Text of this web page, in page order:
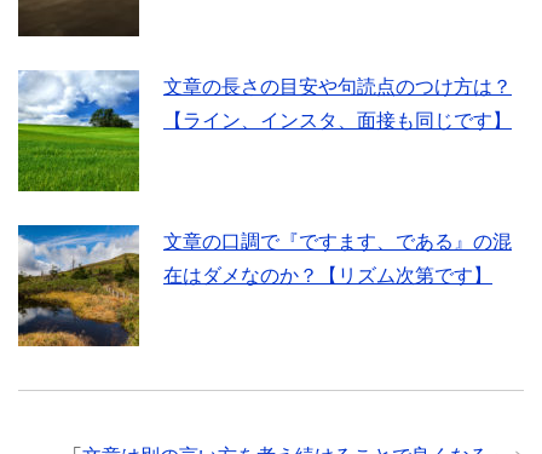
文章の長さの目安や句読点のつけ方は？
【ライン、インスタ、面接も同じです】
文章の口調で『ですます、である』の混
在はダメなのか？【リズム次第です】